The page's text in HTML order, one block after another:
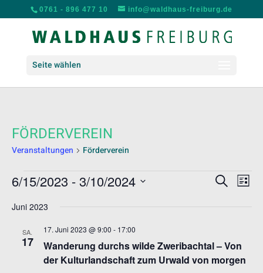
0761 - 896 477 10 info@waldhaus-freiburg.de
Seite wählen
FÖRDERVEREIN
Veranstaltungen Förderverein
VERANSTALTUNGEN
SUCHE
SucheListe
6/15/2023 - 3/10/2024
wählen.
Juni 2023
SA.
17
Wanderung durchs wilde Zweribachtal – Von
der Kulturlandschaft zum Urwald von morgen
17. Juni 2023 @ 9:00 - 17:00